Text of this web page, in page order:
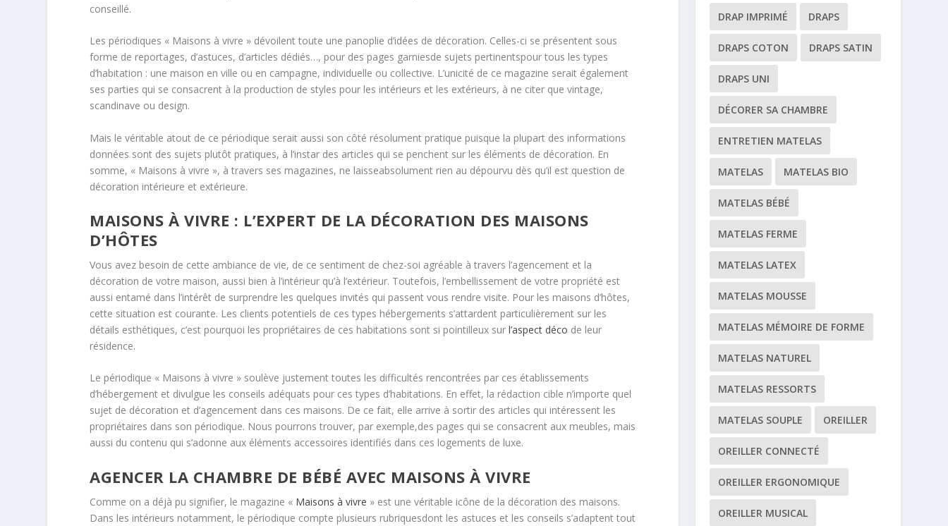
conseillé.
Les périodiques « Maisons à vivre » dévoilent toute une panoplie d’idées de décoration. Celles-ci se présentent sous
forme de reportages, d’astuces, d’articles dédiés…, pour des pages garniesde sujets pertinentspour tous les types
d’habitation : une maison en ville ou en campagne, individuelle ou collective. L’unicité de ce magazine serait également
ses parties qui se consacrent à la production de styles pour les intérieurs et les extérieurs, à ne citer que vintage,
scandinave ou design.
Mais le véritable atout de ce périodique serait aussi son côté résolument pratique puisque la plupart des informations
données sont des sujets plutôt pratiques, à l’instar des articles qui se penchent sur les éléments de décoration. En
somme, « Maisons à vivre », à travers ses magazines, ne laisseabsolument rien au dépourvu dès qu’il est question de
décoration intérieure et extérieure.
MAISONS À VIVRE : L’EXPERT DE LA DÉCORATION DES MAISONS
D’HÔTES
Vous avez besoin de cette ambiance de vie, de ce sentiment de chez-soi agréable à travers l’agencement et la
décoration de votre maison, aussi bien à l’intérieur qu’à l’extérieur. Toutefois, l’embellissement de votre propriété est
aussi entamé dans l’intérêt de surprendre les quelques invités qui passent vous rendre visite. Pour les maisons d’hôtes,
cette situation est courante. Les clients potentiels de ces types hébergements s’attardent particulièrement sur les
détails esthétiques, c’est pourquoi les propriétaires de ces habitations sont si pointilleux surl’aspect déco de leur
résidence.
Le périodique « Maisons à vivre » soulève justement toutes les difficultés rencontrées par ces établissements
d’hébergement et divulgue les conseils adéquats pour ces types d’habitations. En effet, la rédaction cible n’importe quel
sujet de décoration et d’agencement dans ces maisons. De ce fait, elle arrive à sortir des articles qui intéressent les
propriétaires dans son périodique. Nous pourrons trouver, par exemple,des pages qui se consacrent aux meubles, mais
aussi du contenu qui s’adonne aux éléments accessoires identifiés dans ces logements de luxe.
AGENCER LA CHAMBRE DE BÉBÉ AVEC MAISONS À VIVRE
Comme on a déjà pu signifier, le magazine « Maisons à vivre » est une véritable icône de la décoration des maisons.
Dans les intérieurs notamment, le périodique compte plusieurs rubriquesdont les astuces et les conseils s’adaptent tout
DRAP IMPRIMÉ DRAPS
DRAPS COTON DRAPS SATIN
DRAPS UNI
DÉCORER SA CHAMBRE
ENTRETIEN MATELAS
MATELAS MATELAS BIO
MATELAS BÉBÉ
MATELAS FERME
MATELAS LATEX
MATELAS MOUSSE
MATELAS MÉMOIRE DE FORME
MATELAS NATUREL
MATELAS RESSORTS
MATELAS SOUPLE OREILLER
OREILLER CONNECTÉ
OREILLER ERGONOMIQUE
OREILLER MUSICAL